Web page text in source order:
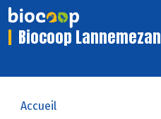
Biocoop Lannemezan
Accueil